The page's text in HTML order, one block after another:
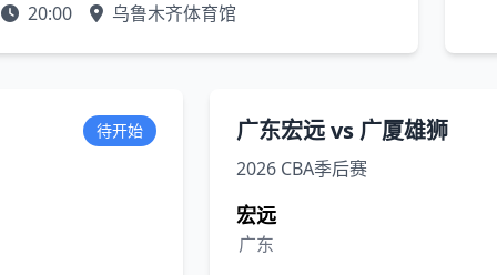
20:00 乌鲁木齐体育馆
待开始 广东宏远 vs 广厦雄狮
2026 CBA季后赛
宏远
广东